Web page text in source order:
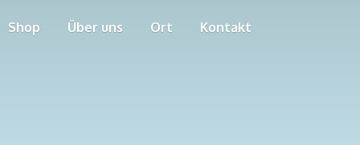
Shop Über uns Ort Kontakt